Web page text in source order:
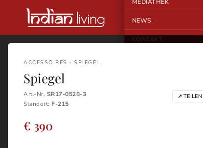
MEDIATHEK
NEWS
KONTAKT
ACCESSOIRES › SPIEGEL
Spiegel
Art.-Nr. SR17-0528-3
Standort: F-215
↗ TEILEN
€ 390